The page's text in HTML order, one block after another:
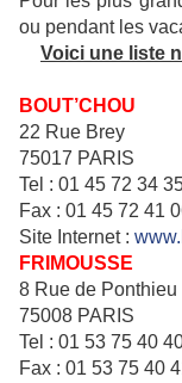
ou pendant les
Voici une liste
BOUT’CHOU
22 Rue Brey
75017 PARIS
Tel : 01 45 72 34
Fax : 01 45 72 41
Site Internet :
FRIMOUSSE
8 Rue de Ponthieu
75008 PARIS
Tel : 01 53 75 40
Fax : 01 53 75 40